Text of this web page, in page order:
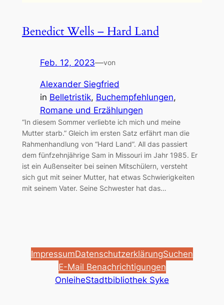
Benedict Wells – Hard Land
Feb. 12, 2023—von
Alexander Siegfried
in Belletristik, Buchempfehlungen
Romane und Erzählungen
“In diesem Sommer verliebte ich mich und meine
Mutter starb.” Gleich im ersten Satz erfährt man die
Rahmenhandlung von “Hard Land”. All das passiert
dem fünfzehnjährige Sam in Missouri im Jahr 1985. Er
ist ein Außenseiter bei seinen Mitschülern, versteht
sich gut mit seiner Mutter, hat etwas Schwierigkeiten
mit seinem Vater. Seine Schwester hat das…
ImpressumDatenschutzerklärungSuchen
E-Mail Benachrichtigungen
OnleiheStadtbibliothek Syke